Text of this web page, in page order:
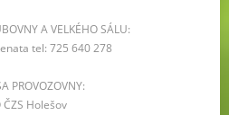
A VELKÉHO SÁLU:
tel: 725 640 278
PROVOZOVNY:
ČZS Holešov